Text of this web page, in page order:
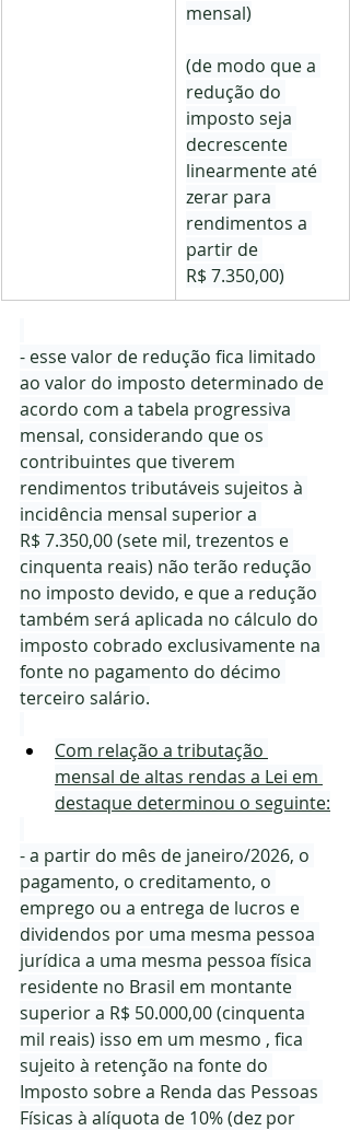
mensal)
(de modo que a
redução do
imposto seja
decrescente
linearmente até
zerar para
rendimentos a
partir de
R$ 7.350,00)
- esse valor de redução fica limitado
ao valor do imposto determinado de
acordo com a tabela progressiva
mensal, considerando que os
contribuintes que tiverem
rendimentos tributáveis sujeitos à
incidência mensal superior a
R$ 7.350,00 (sete mil, trezentos e
cinquenta reais) não terão redução
no imposto devido, e que a redução
também será aplicada no cálculo do
imposto cobrado exclusivamente na
fonte no pagamento do décimo
terceiro salário.
Com relação a tributação
mensal de altas rendas a Lei em
destaque determinou o seguinte:
- a partir do mês de janeiro/2026, o
pagamento, o creditamento, o
emprego ou a entrega de lucros e
dividendos por uma mesma pessoa
jurídica a uma mesma pessoa física
residente no Brasil em montante
superior a R$ 50.000,00 (cinquenta
mil reais) isso em um mesmo , fica
sujeito à retenção na fonte do
Imposto sobre a Renda das Pessoas
Físicas à alíquota de 10% (dez por